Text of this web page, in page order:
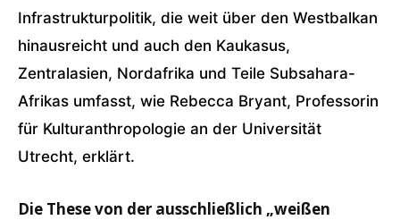
Infrastrukturpolitik, die weit über den Westbalkan
hinausreicht und auch den Kaukasus,
Zentralasien, Nordafrika und Teile Subsahara-
Afrikas umfasst, wie Rebecca Bryant, Professorin
für Kulturanthropologie an der Universität
Utrecht, erklärt.
Die These von der ausschließlich „weißen